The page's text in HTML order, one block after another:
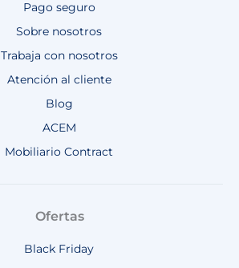
Pago seguro
Sobre nosotros
Trabaja con nosotros
Atención al cliente
Blog
ACEM
Mobiliario Contract
Ofertas
Black Friday